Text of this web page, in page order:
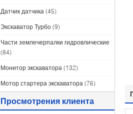
Датчик датчика (45)
Экскаватор Турбо (9)
Части землечерпалки гидровлические
(84)
Монитор экскаватора (132)
Мотор стартера экскаватора (76)
Просмотрения клиента